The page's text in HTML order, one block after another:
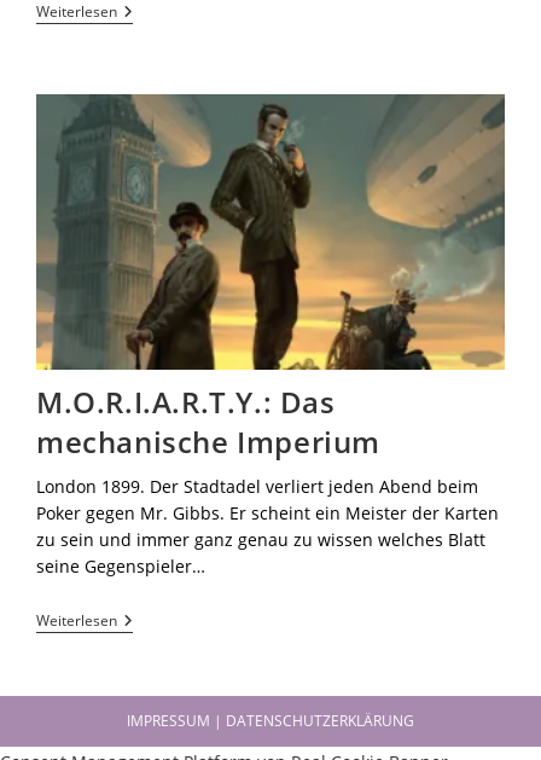
Weiterlesen
M.O.R.I.A.R.T.Y.: Das
mechanische Imperium
London 1899. Der Stadtadel verliert jeden Abend beim
Poker gegen Mr. Gibbs. Er scheint ein Meister der Karten
zu sein und immer ganz genau zu wissen welches Blatt
seine Gegenspieler…
Weiterlesen
IMPRESSUM | DATENSCHUTZERKLÄRUNG